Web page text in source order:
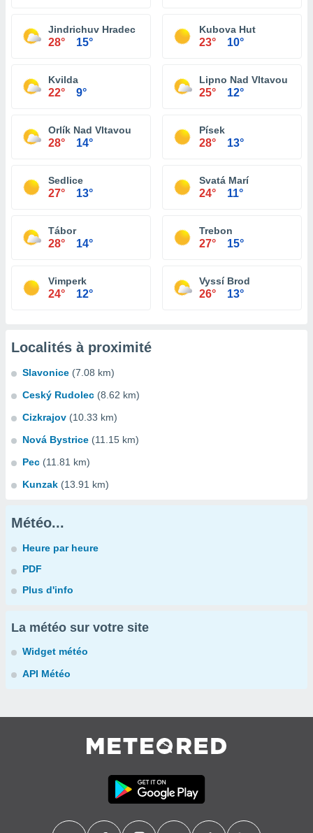
Jindrichuv Hradec
28° 15°
Kubova Hut
23° 10°
Kvilda
22° 9°
Lipno Nad Vltavou
25° 12°
Orlík Nad Vltavou
28° 14°
Písek
28° 13°
Sedlice
27° 13°
Svatá Marí
24° 11°
Tábor
28° 14°
Trebon
27° 15°
Vimperk
24° 12°
Vyssí Brod
26° 13°
Localités à proximité
Slavonice (7.08 km)
Ceský Rudolec (8.62 km)
Cizkrajov (10.33 km)
Nová Bystrice (11.15 km)
Pec (11.81 km)
Kunzak (13.91 km)
Météo...
Heure par heure
PDF
Plus d'info
La météo sur votre site
Widget météo
API Météo